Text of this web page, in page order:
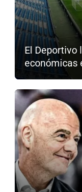
El Deportivo
económicas